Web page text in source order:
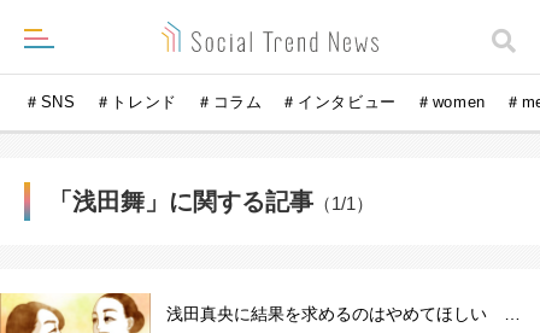
＃SNS ＃トレンド ＃コラム ＃インタビュー ＃women ＃
「浅田舞」に関する記事 （1/1）
浅田真央に結果を求めるのはやめてほしい …